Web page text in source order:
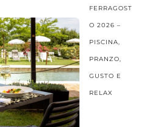
FERRAGOST
O 2026 –
PISCINA,
PRANZO,
GUSTO E
RELAX